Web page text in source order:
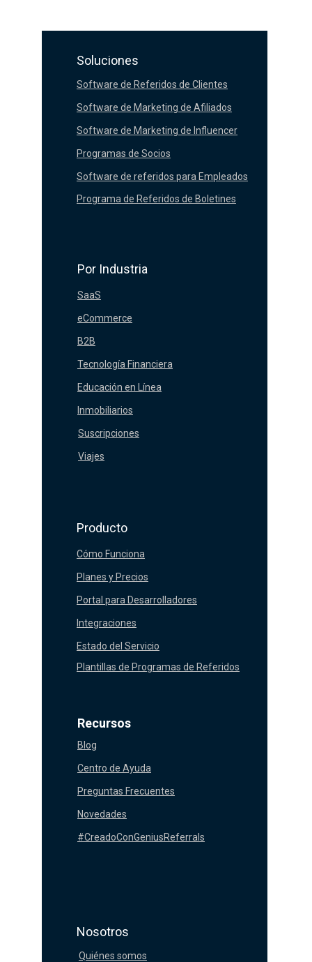
Software de Referidos de Clientes
Programa de Referidos de Boletines
Programas de Socios
Software de Marketing de Influencer
Software de Marketing de Afiliados
Software de referidos para Empleados
Soluciones
Blog
#CreadoConGeniusReferrals
Novedades
Preguntas Frecuentes
Centro de Ayuda
Recursos
Quiénes somos
Nosotros
SaaS
Inmobiliarios
Educación en Línea
Tecnología Financiera
B2B
eCommerce
Viajes
Suscripciones
Por Industria
Cómo Funciona
Integraciones
Plantillas de Programas de Referidos
Estado del Servicio
Portal para Desarrolladores
Planes y Precios
Producto